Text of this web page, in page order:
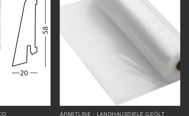
APARTLINE - LANDHAUSDIELE GEÖLT